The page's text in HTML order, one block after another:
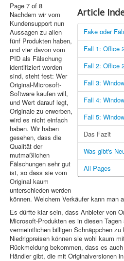
R
a
t
i
n
g
:
4
/
5
Article
Fake oder
Fall 1: Office
Fall 2: Office
Fall 3:
Fall 4:
Fall 5:
Das Fazit
Was gibt's
All Pages
Page 7 of 8
Nachdem wir vom
Kundensupport nun
Aussagen zu allen
fünf Produkten haben,
und vier davon vom
PID als Fälschung
identifiziert worden
sind, steht fest: Wer
Original-Microsoft-
Software kaufen will,
und Wert darauf legt,
Originale zu erwerben,
wird es nicht einfach
haben. Wir haben
gesehen, dass die
Qualität der
mutmaßlichen
Fälschungen sehr gut
ist, so dass sie vom
Original kaum
unterschieden werden
können. Welchem Verkäufer kann man
Es dürfte klar sein, dass Anbieter von
Microsoft-Produkten es in diesen
vermeintlichen billigen Schnäppchen zu
Niedrigpreisen können sie wohl kaum
Rückmeldung bekommen, dass es
Händler gibt, die mit Originalversionen